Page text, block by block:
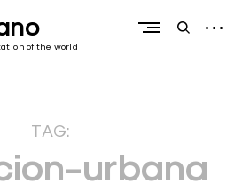
of the world
openopen
TAG:
urbana